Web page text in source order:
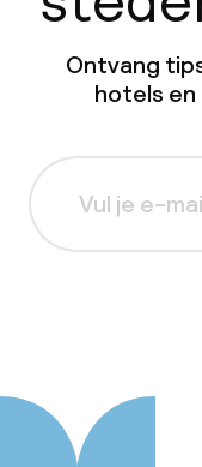
Ontvang
hotels en